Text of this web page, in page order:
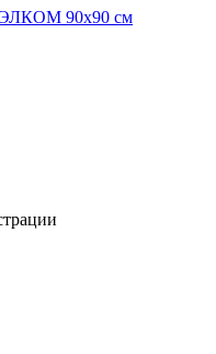
90х90 см